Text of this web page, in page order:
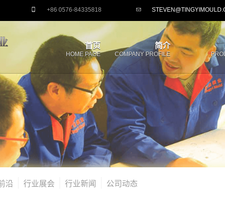
首页
HOME PAGE
简介
COMPANY PROFILE
+86 0576-84335818
沿 行业展会 行业新闻 公司动态